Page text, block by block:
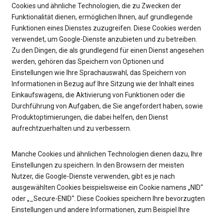
Cookies und ähnliche Technologien, die zu Zwecken der
Funktionalität dienen, ermöglichen Ihnen, auf grundlegende
Funktionen eines Dienstes zuzugreifen. Diese Cookies werden
verwendet, um Google-Dienste anzubieten und zu betreiben.
Zu den Dingen, die als grundlegend für einen Dienst angesehen
werden, gehören das Speichern von Optionen und
Einstellungen wie Ihre Sprachauswahl, das Speichern von
Informationen in Bezug auf Ihre Sitzung wie der Inhalt eines
Einkaufswagens, die Aktivierung von Funktionen oder die
Durchführung von Aufgaben, die Sie angefordert haben, sowie
Produktoptimierungen, die dabei helfen, den Dienst
aufrechtzuerhalten und zu verbessern.
Manche Cookies und ähnlichen Technologien dienen dazu, Ihre
Einstellungen zu speichern. In den Browsern der meisten
Nutzer, die Google-Dienste verwenden, gibt es je nach
ausgewählten Cookies beispielsweise ein Cookie namens „NID“
oder „_Secure-ENID“. Diese Cookies speichern Ihre bevorzugten
Einstellungen und andere Informationen, zum Beispiel Ihre